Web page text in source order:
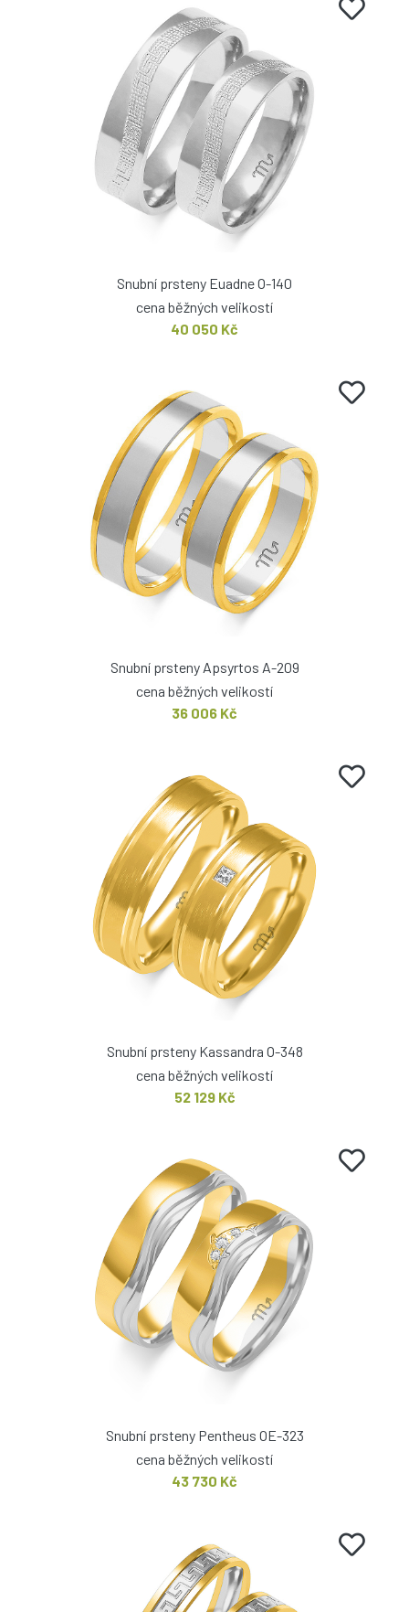
Snubní prsteny Euadne O-140
cena běžných velikostí
40 050 Kč
Snubní prsteny Apsyrtos A-209
cena běžných velikostí
36 006 Kč
Snubní prsteny Kassandra O-348
cena běžných velikostí
52 129 Kč
Snubní prsteny Pentheus OE-323
cena běžných velikostí
43 730 Kč